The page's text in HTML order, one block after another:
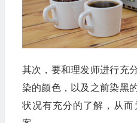
其次，要和理发师进行充
染的颜色，以及之前染黑
状况有充分的了解，从